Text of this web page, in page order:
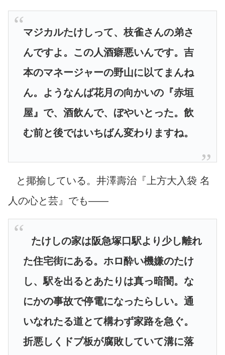
マジカルたけしって、枝雀さんの弟さ
んですよ。この人酒癖悪いんです。吉
本のマネージャーの野山に以てまんね
ん。ようなんば花月の向かいの『赤垣
屋』で、酒飲んで、ぼやいとった。飲
む前と後ではいちばん変わりますね。
と揶揄している。 井澤壽治『上方大入袋 名
人の心と芸』 でも――
たけしの家は阪急塚口駅より少し離れ
た住宅街にある。ホロ酔い機嫌のたけ
し、駅を出るとあたりは真っ暗闇。な
にかの事故で停電になったらしい。通
いなれたる道とて構わず家路を急ぐ。
折悪しくドブ板が腐敗していて溝に落